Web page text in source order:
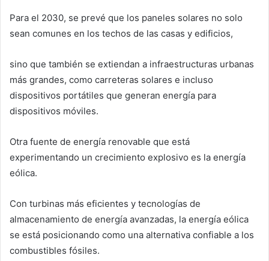
Para el 2030, se prevé que los paneles solares no solo
sean comunes en los techos de las casas y edificios,
sino que también se extiendan a infraestructuras urbanas
más grandes, como carreteras solares e incluso
dispositivos portátiles que generan energía para
dispositivos móviles.
Otra fuente de energía renovable que está
experimentando un crecimiento explosivo es la energía
eólica.
Con turbinas más eficientes y tecnologías de
almacenamiento de energía avanzadas, la energía eólica
se está posicionando como una alternativa confiable a los
combustibles fósiles.